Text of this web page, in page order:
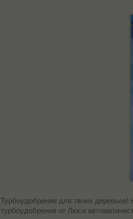
Турбоудобрение для твоих
турбоудобрения от Люси